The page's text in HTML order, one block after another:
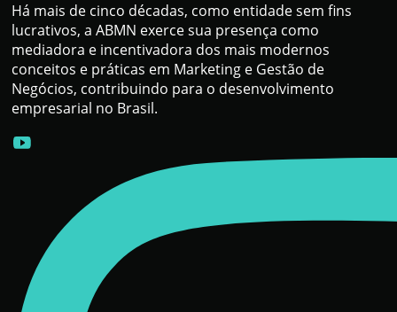
Há mais de cinco décadas, como entidade sem fins
lucrativos, a ABMN exerce sua presença como
mediadora e incentivadora dos mais modernos
conceitos e práticas em Marketing e Gestão de
Negócios, contribuindo para o desenvolvimento
empresarial no Brasil.